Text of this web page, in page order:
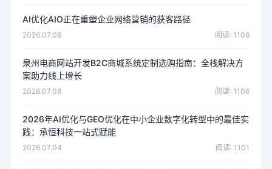
AI优化AIO正在重塑企业网络营销的获客路径
2026.07.08 阅读: 1106
泉州电商网站开发B2C商城系统定制选购指南：全栈解决方
案助力线上增长
2026.07.08 阅读: 1106
2026年AI优化与GEO优化在中小企业数字化转型中的最佳实
践：承恒科技一站式赋能
2026.07.04 阅读: 1101